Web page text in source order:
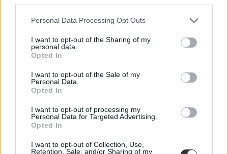
Personal Data Processing Opt Outs
I want to opt-out of the Sharing of my
personal data.
Opted In
I want to opt-out of the Sale of my
Personal Data.
Opted In
I want to opt-out of processing my
Personal Data for Targeted Advertising.
Opted In
I want to opt-out of Collection, Use,
Retention, Sale, and/or Sharing of my
Ilyen lesz a Hoffmann-féle felsőoktatás: felvételi,
Az Országgyűlés pénteken elfogadta az új felsőoktatási törvényt,
eszerint magyar állami ösztöndíjjal...
Felsőoktatás
Vége a dalnak: rábólintott az új felsőoktatási
törvényre a parlament